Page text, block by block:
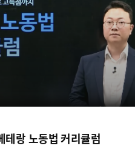
랑 노동법 커리큘럼